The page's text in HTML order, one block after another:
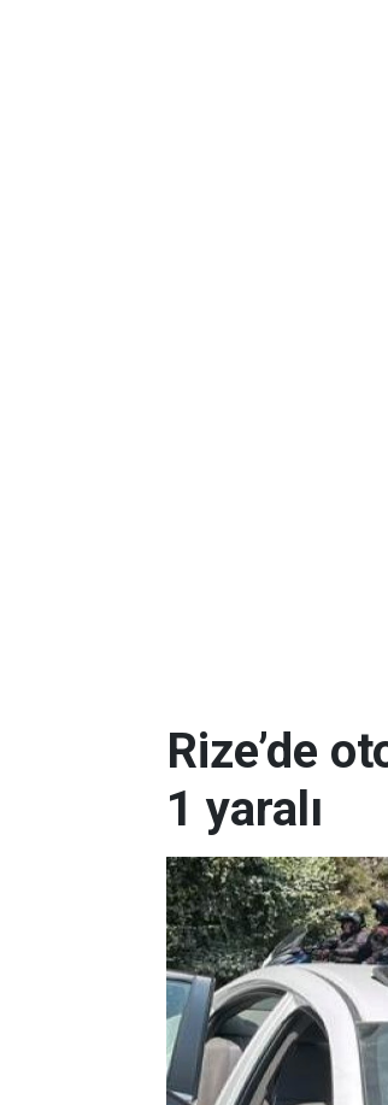
Rize’de
1 yaralı